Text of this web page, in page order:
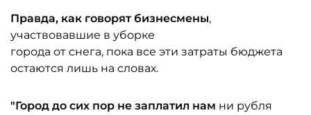
Правда, как говорят бизнесмены,
участвовавшие в уборке
города от снега, пока все эти затраты бюджета
остаются лишь на словах.
"Город до сих пор не заплатил нам ни рубля